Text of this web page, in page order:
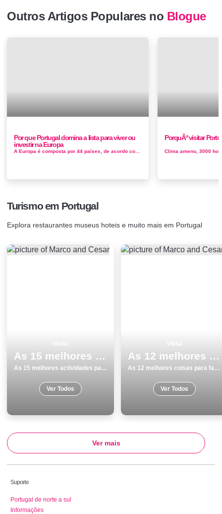
Outros Artigos Populares no Blogue
Por que Portugal domina a lista para viver ou
investir na Europa
PorquÃª visitar
Turismo em Portugal
Explora restaurantes museus hoteis e muito mais em Portugal
As 15 melhores actividades para fazer e visitar em Peniche
As 15 melhores actividades para fazer e visitar em Peniche
Ver Todos
As 12 melhores coisas para fazer no inverno em Praias
As 12 melhores coisas para fazer no inverno em Praias
Ver Todos
Ver mais
Suporte
Portugal de norte a sul
Informações